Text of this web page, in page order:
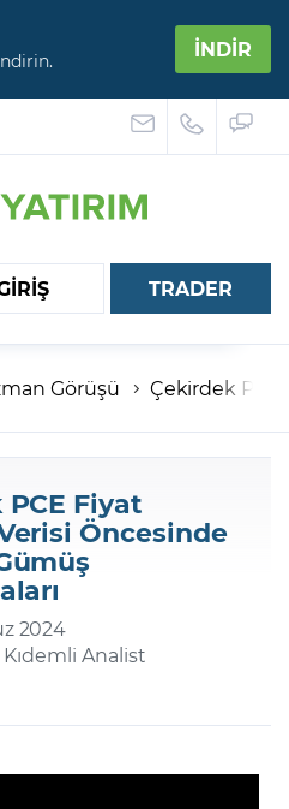
İNDİR
TRADER
Görüşü Çekirdek PCE
Fiyat
Öncesinde
2024
Kıdemli Analist